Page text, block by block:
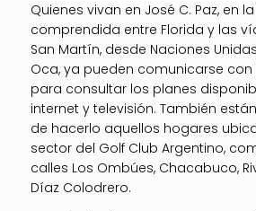
Quienes vivan en José C. Paz, en
comprendida entre Florida y las
San Martín, desde Naciones
Oca, ya pueden comunicarse
para consultar los planes
internet y televisión. También
de hacerlo aquellos hogares
sector del Golf Club Argentino,
calles Los Ombúes, Chacabuco,
Díaz Colodrero.